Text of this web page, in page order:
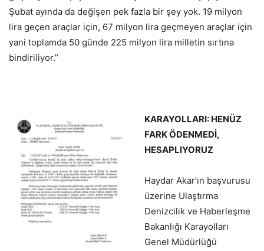
Şubat ayında da değişen pek fazla bir şey yok. 19 milyon
lira geçen araçlar için, 67 milyon lira geçmeyen araçlar için
yani toplamda 50 günde 225 milyon lira milletin sırtına
bindiriliyor.”
KARAYOLLARI: HENÜZ
FARK ÖDENMEDİ,
HESAPLIYORUZ
Haydar Akar’ın başvurusu
üzerine Ulaştırma
Denizcilik ve Haberleşme
Bakanlığı Karayolları
Genel Müdürlüğü